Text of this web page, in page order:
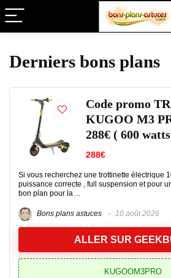
Derniers bons plans
Code promo
KUGOO M3
288€ ( 600
288€
Si vous recherchez une trottinette électrique
puissance correcte , full suspension et pour
bon plan pour la ...
Bons plans astuces 10 août 2026
ALLER SUR
KUGOOM3PRO